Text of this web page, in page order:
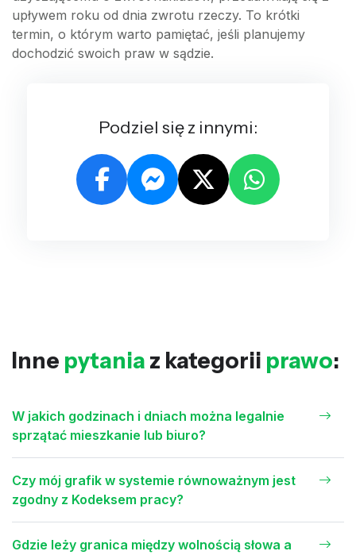
upływem roku od dnia zwrotu rzeczy. To krótki
termin, o którym warto pamiętać, jeśli planujemy
dochodzić swoich praw w sądzie.
Podziel się z innymi:
Inne pytania z kategorii prawo:
W jakich godzinach i dniach można legalnie
sprzątać mieszkanie lub biuro?
Czy mój grafik w systemie równoważnym jest
zgodny z Kodeksem pracy?
Gdzie leży granica między wolnością słowa a